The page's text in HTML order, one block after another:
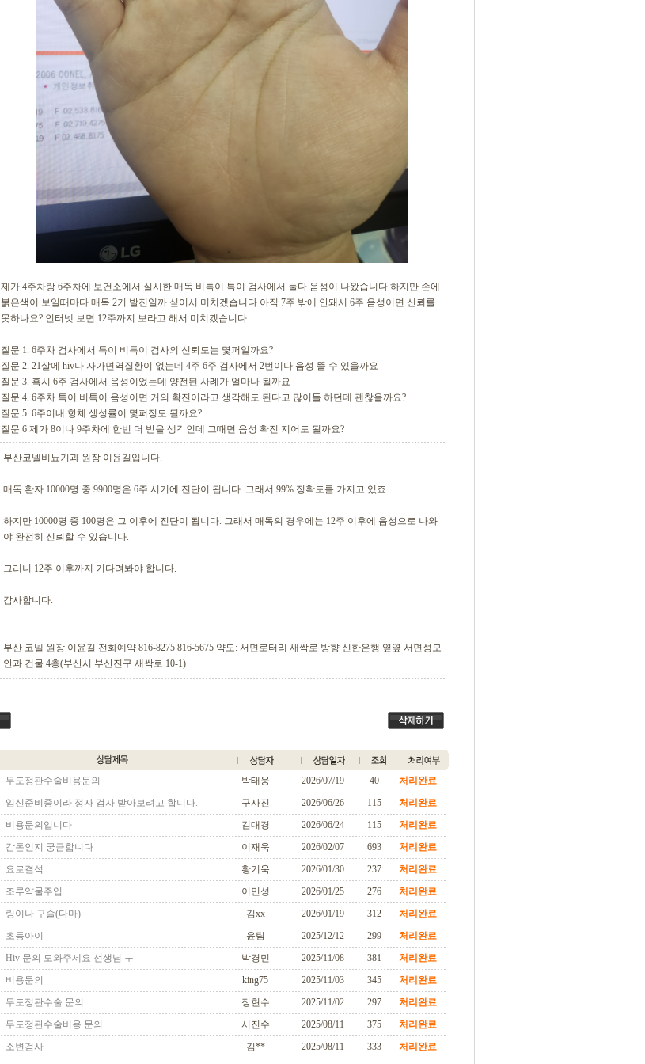
제가 4주차랑 6주차에 보건소에서 실시한 매독 비특이 특이 검사에서 둘다 음성이 나왔습니다 하지만 손에
붉은색이 보일때마다 매독 2기 발진일까 싶어서 미치겠습니다 아직 7주 밖에 안돼서 6주 음성이면 신뢰를
못하나요? 인터넷 보면 12주까지 보라고 해서 미치겠습니다
질문 1. 6주차 검사에서 특이 비특이 검사의 신뢰도는 몇퍼일까요?
질문 2. 21살에 hiv나 자가면역질환이 없는데 4주 6주 검사에서 2번이나 음성 뜰 수 있을까요
질문 3. 혹시 6주 검사에서 음성이었는데 양전된 사례가 얼마나 될까요
질문 4. 6주차 특이 비특이 음성이면 거의 확진이라고 생각해도 된다고 많이들 하던데 괜찮을까요?
질문 5. 6주이내 항체 생성률이 몇퍼정도 될까요?
질문 6 제가 8이나 9주차에 한번 더 받을 생각인데 그때면 음성 확진 지어도 될까요?
부산코넬비뇨기과 원장 이윤길입니다.
매독 환자 10000명 중 9900명은 6주 시기에 진단이 됩니다. 그래서 99% 정확도를 가지고 있죠.
하지만 10000명 중 100명은 그 이후에 진단이 됩니다. 그래서 매독의 경우에는 12주 이후에 음성으로 나와
야 완전히 신뢰할 수 있습니다.
그러니 12주 이후까지 기다려봐야 합니다.
감사합니다.
부산 코넬 원장 이윤길 전화예약 816-8275 816-5675 약도: 서면로터리 새싹로 방향 신한은행 옆옆 서면성모
안과 건물 4층(부산시 부산진구 새싹로 10-1)
무도정관수술비용문의 박태웅 2026/07/19 40
처리완료
임신준비중이라 정자 검사 받아보려고 합니다. 구사진 2026/06/26 115
처리완료
비용문의입니다 김대경 2026/06/24 115
처리완료
감돈인지 궁금합니다 이재욱 2026/02/07 693
처리완료
요로결석 황기욱 2026/01/30 237
처리완료
조루약물주입 이민성 2026/01/25 276
처리완료
링이나 구슬(다마) 김xx 2026/01/19 312
처리완료
초등아이 윤팀 2025/12/12 299
처리완료
Hiv 문의 도와주세요 선생님 ㅜ 박경민 2025/11/08 381
처리완료
비용문의 king75 2025/11/03 345
처리완료
무도정관수술 문의 장현수 2025/11/02 297
처리완료
무도정관수술비용 문의 서진수 2025/08/11 375
처리완료
소변검사 김** 2025/08/11 333
처리완료